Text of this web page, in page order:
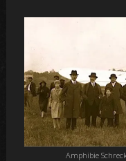
Amphibie